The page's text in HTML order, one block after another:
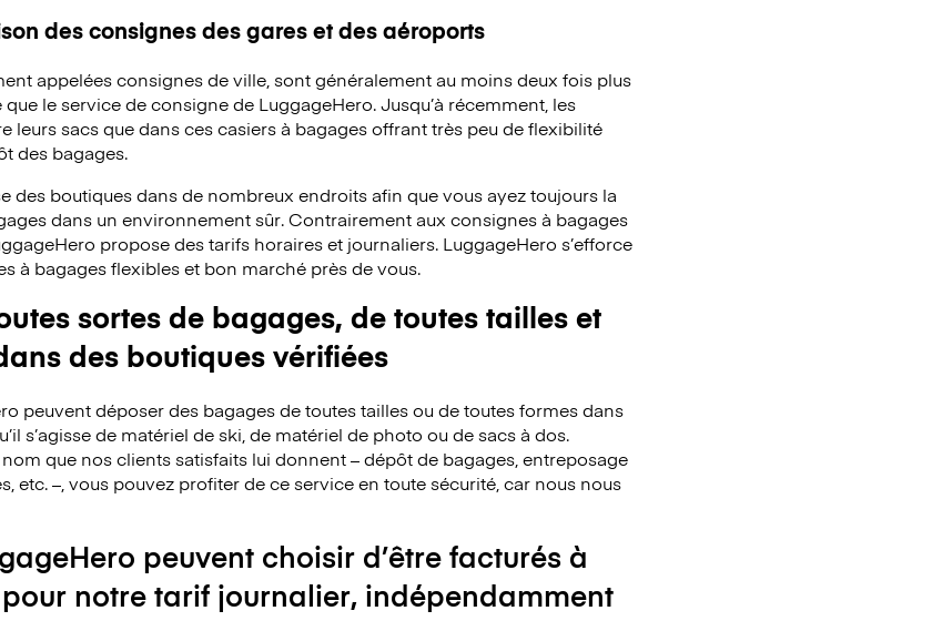
des consignes des gares et des aéroports
appelées consignes de ville, sont généralement au moins deux fois plus
le service de consigne de LuggageHero. Jusqu’à récemment, les
leurs sacs que dans ces casiers à bagages offrant très peu de flexibilité
des bagages.
des boutiques dans de nombreux endroits afin que vous ayez toujours la
dans un environnement sûr. Contrairement aux consignes à bagages
propose des tarifs horaires et journaliers. LuggageHero s’efforce
à bagages flexibles et bon marché près de vous.
sortes de bagages, de toutes tailles et
des boutiques vérifiées
peuvent déposer des bagages de toutes tailles ou de toutes formes dans
s’agisse de matériel de ski, de matériel de photo ou de sacs à dos.
que nos clients satisfaits lui donnent – dépôt de bagages, entreposage
etc. –, vous pouvez profiter de ce service en toute sécurité, car nous nous
peuvent choisir d’être facturés à
pour notre tarif journalier, indépendamment